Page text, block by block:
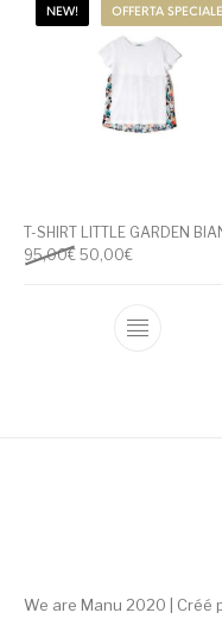
NEW! OFFERTA
T-SHIRT LITTLE GARDEN
95,00€ Il prezzo originale
50,00€Il prezzo
Questo
We are Manu 2020 | Créé